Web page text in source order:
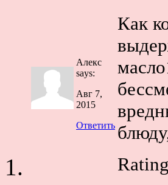
Алекс
says:
Авг 7,
2015
Ответить
Как